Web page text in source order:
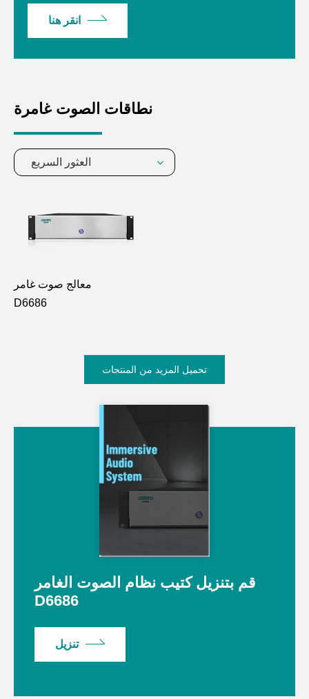
انقر هنا
نطاقات الصوت غامرة
العثور السريع
معالج صوت غامر
D6686
تحميل المزيد من المنتجات
قم بتنزيل كتيب نظام الصوت الغامر
D6686
تنزيل